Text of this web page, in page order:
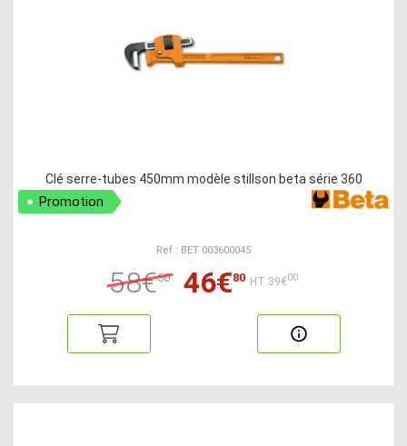
Clé serre-tubes 450mm modèle stillson beta série 360
Promotion
Ref : BET 003600045
58€50 46€80 HT:39€00